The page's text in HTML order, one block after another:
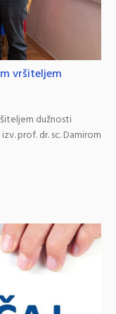
vršiteljem
dužnosti
prof. dr. sc. Damirom